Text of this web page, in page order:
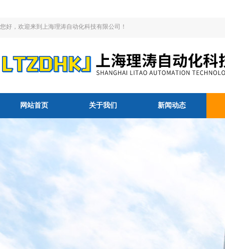
您好，欢迎来到上海理涛自动化科技有限公司！
网站首页 关于我们 新闻动态